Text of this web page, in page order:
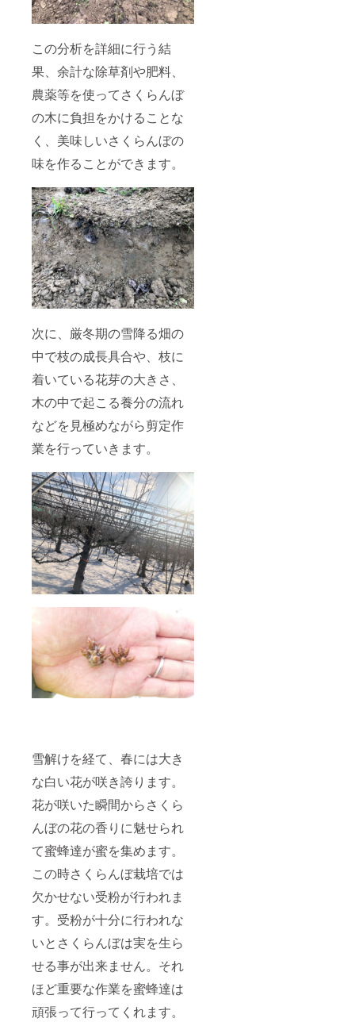
この分析を詳細に行う結
果、余計な除草剤や肥料、
農薬等を使ってさくらんぼ
の木に負担をかけることな
く、美味しいさくらんぼの
味を作ることができます。
次に、厳冬期の雪降る畑の
中で枝の成長具合や、枝に
着いている花芽の大きさ、
木の中で起こる養分の流れ
などを見極めながら剪定作
業を行っていきます。
雪解けを経て、春には大き
な白い花が咲き誇ります。
花が咲いた瞬間からさくら
んぼの花の香りに魅せられ
て蜜蜂達が蜜を集めます。
この時さくらんぼ栽培では
欠かせない受粉が行われま
す。受粉が十分に行われな
いとさくらんぼは実を生ら
せる事が出来ません。それ
ほど重要な作業を蜜蜂達は
頑張って行ってくれます。